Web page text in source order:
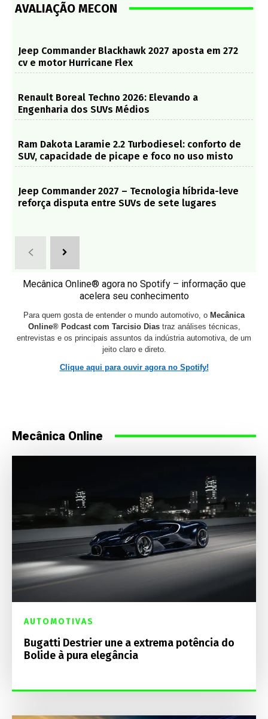
AVALIAÇÃO MECON
Jeep Commander Blackhawk 2027 aposta em 272
cv e motor Hurricane Flex
Renault Boreal Techno 2026: Elevando a
Engenharia dos SUVs Médios
Ram Dakota Laramie 2.2 Turbodiesel: conforto de
SUV, capacidade de picape e foco no uso misto
Jeep Commander 2027 – Tecnologia híbrida-leve
reforça disputa entre SUVs de sete lugares
Mecânica Online® agora no Spotify – informação que
acelera seu conhecimento
Para quem gosta de entender o mundo automotivo, o Mecânica
Online® Podcast com Tarcisio Diastraz análises técnicas,
entrevistas e os principais assuntos da indústria automotiva, de um
jeito claro e direto.
Clique aqui para ouvir agora no Spotify!
Mecânica Online
AUTOMOTIVAS
Bugatti Destrier une a extrema potência do
Bolide à pura elegância